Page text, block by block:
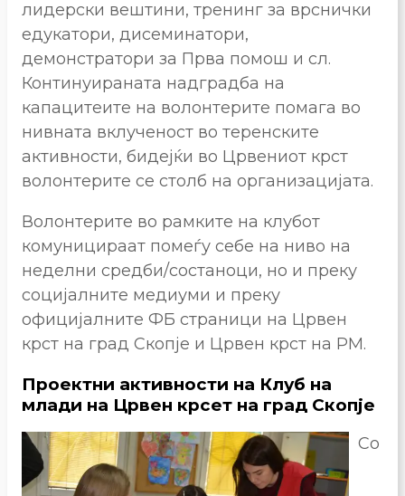
лидерски вештини, тренинг за врснички
едукатори, дисеминатори,
демонстратори за Прва помош и сл.
Континуираната надградба на
капацитеите на волонтерите помага во
нивната вклученост во теренските
активности, бидејќи во Црвениот крст
волонтерите се столб на организацијата.
Волонтерите во рамките на клубот
комуницираат помеѓу себе на ниво на
неделни средби/состаноци, но и преку
социјалните медиуми и преку
официјалните ФБ страници на Црвен
крст на град Скопје и Црвен крст на РМ.
Проектни активности на Клуб на
млади на Црвен крсет на град Скопје
Со